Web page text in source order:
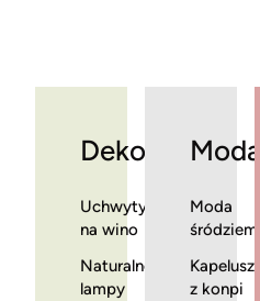
Dekoracje
Uchwyty
na wino
Naturalne
lampy
Moda
Moda
Kapelusze
z konpi